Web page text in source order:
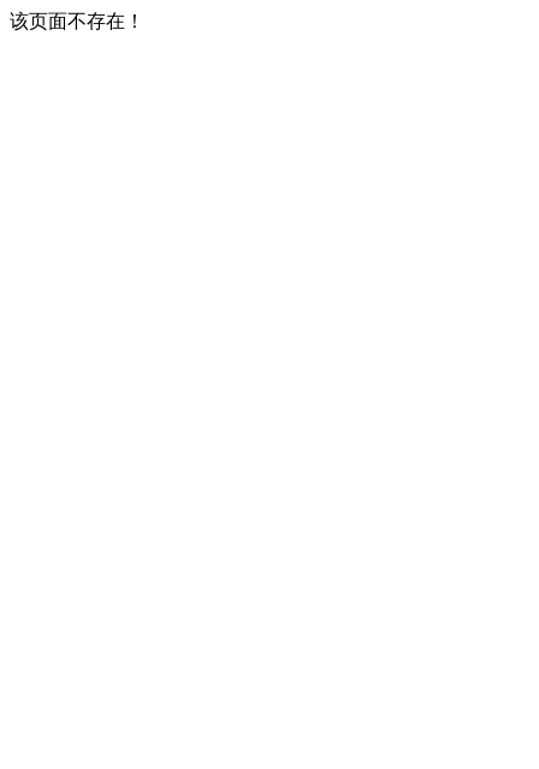
该页面不存在！